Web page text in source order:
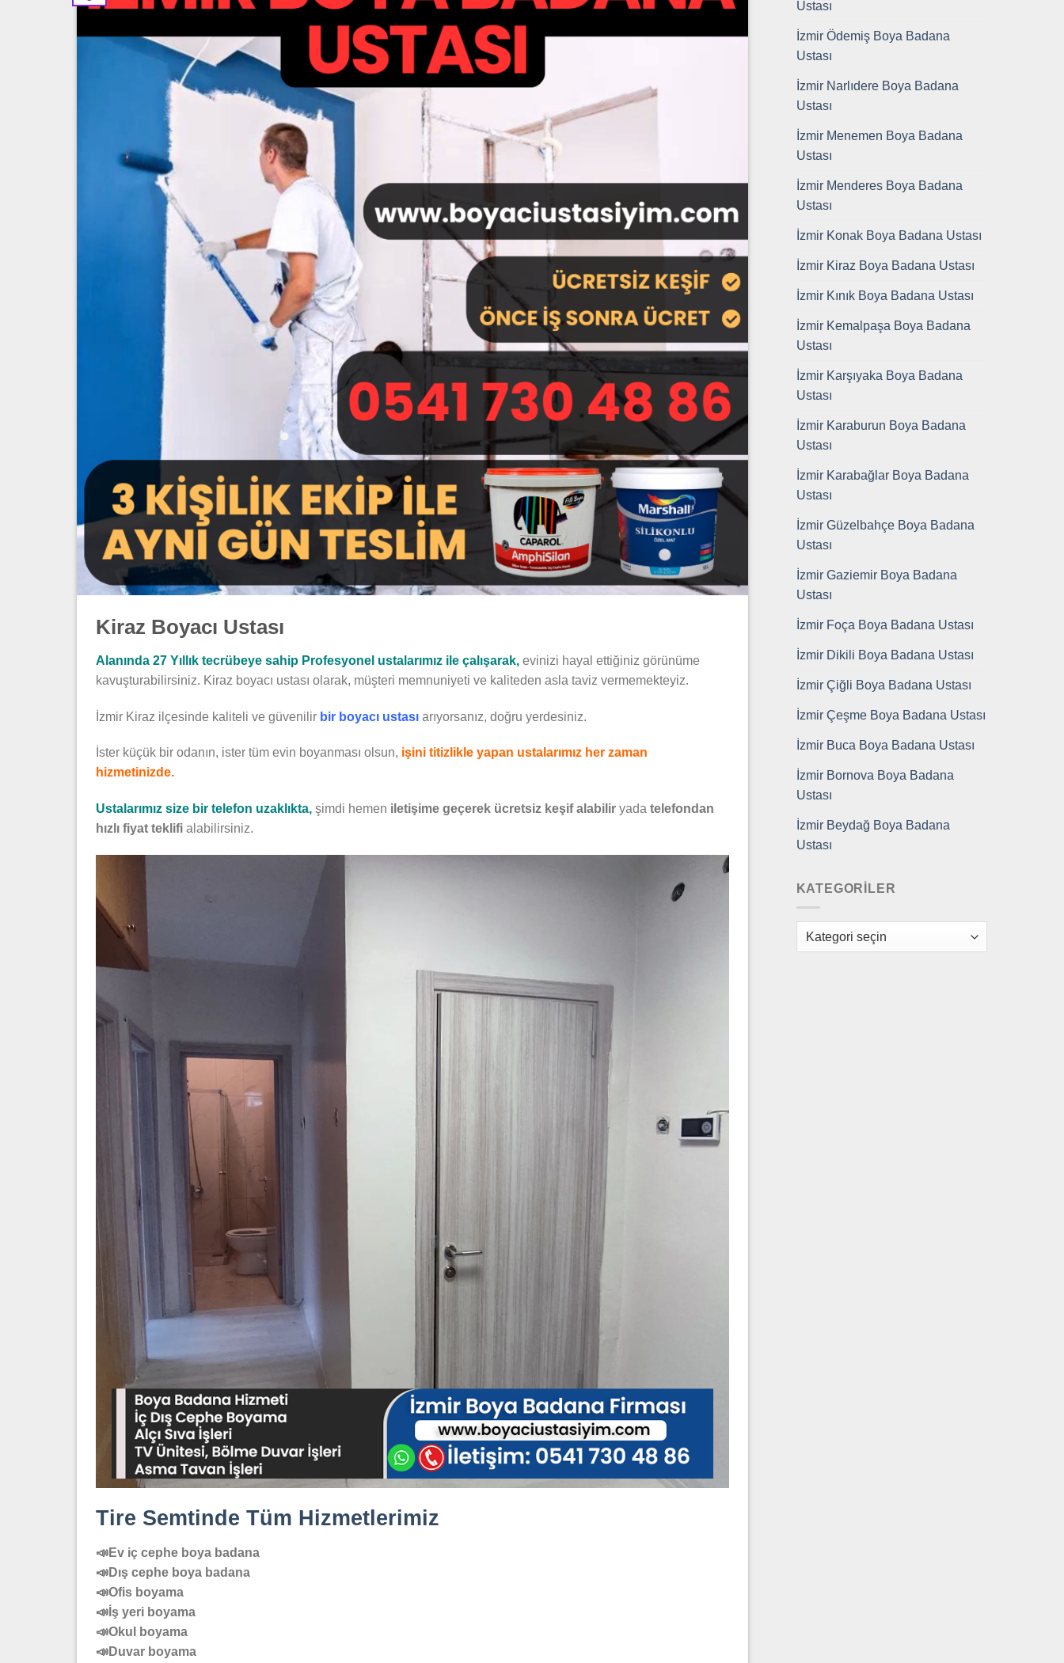
Kiraz Boyacı Ustası
Alanında 27 Yıllık tecrübeye sahip Profesyonel ustalarımız ile çalışarak, evinizi hayal ettiğiniz görünüme
kavuşturabilirsiniz. Kiraz boyacı ustası olarak, müşteri memnuniyeti ve kaliteden asla taviz vermemekteyiz.
İzmir Kiraz ilçesinde kaliteli ve güvenilir bir boyacı ustası arıyorsanız, doğru yerdesiniz.
İster küçük bir odanın, ister tüm evin boyanması olsun, işini titizlikle yapan ustalarımız her zaman
hizmetinizde.
Ustalarımız size bir telefon uzaklıkta, şimdi hemen iletişime geçerek ücretsiz keşif alabilir yada telefondan
hızlı fiyat teklifi alabilirsiniz.
Tire Semtinde Tüm Hizmetlerimiz
📣Ev iç cephe boya badana
📣Dış cephe boya badana
📣Ofis boyama
📣İş yeri boyama
📣Okul boyama
📣Duvar boyama
Ustası
İzmir Ödemiş Boya Badana
Ustası
İzmir Narlıdere Boya Badana
Ustası
İzmir Menemen Boya Badana
Ustası
İzmir Menderes Boya Badana
Ustası
İzmir Konak Boya Badana Ustası
İzmir Kiraz Boya Badana Ustası
İzmir Kınık Boya Badana Ustası
İzmir Kemalpaşa Boya Badana
Ustası
İzmir Karşıyaka Boya Badana
Ustası
İzmir Karaburun Boya Badana
Ustası
İzmir Karabağlar Boya Badana
Ustası
İzmir Güzelbahçe Boya Badana
Ustası
İzmir Gaziemir Boya Badana
Ustası
İzmir Foça Boya Badana Ustası
İzmir Dikili Boya Badana Ustası
İzmir Çiğli Boya Badana Ustası
İzmir Çeşme Boya Badana Ustası
İzmir Buca Boya Badana Ustası
İzmir Bornova Boya Badana
Ustası
İzmir Beydağ Boya Badana
Ustası
KATEGORILER
Kategoriler